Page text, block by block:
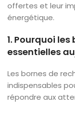
offertes et leur
énergétique.
1. Pourquoi
essentielles
Les bornes de
indispensables
répondre aux